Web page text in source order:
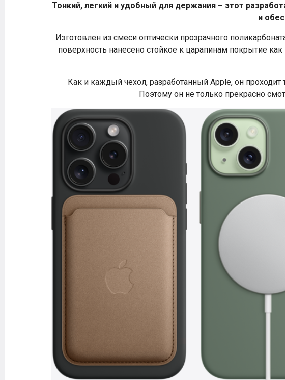
Тонкий, легкий и удобный для держания – этот
и
Изготовлен из смеси оптически прозрачного
поверхность нанесено стойкое к царапинам покрытие
Как и каждый чехол, разработанный Apple, он проходит
Поэтому он не только прекрасно